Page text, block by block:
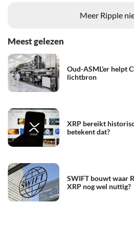
Meer Ripple
Meest gelezen
Oud-ASML’er helpt
lichtbron
XRP bereikt
betekent dat?
SWIFT bouwt waar
XRP nog wel nuttig?